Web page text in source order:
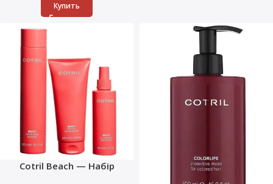
Купить
Cotril Beach — Набір